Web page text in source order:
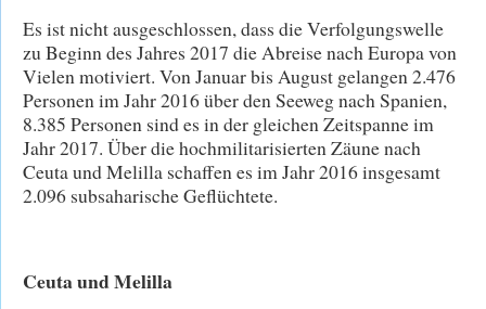
Es ist nicht ausgeschlossen, dass die Verfolgungswelle
zu Beginn des Jahres 2017 die Abreise nach Europa von
Vielen motiviert. Von Januar bis August gelangen 2.476
Personen im Jahr 2016 über den Seeweg nach Spanien,
8.385 Personen sind es in der gleichen Zeitspanne im
Jahr 2017. Über die hochmilitarisierten Zäune nach
Ceuta und Melilla schaffen es im Jahr 2016 insgesamt
2.096 subsaharische Geflüchtete.
Ceuta und Melilla